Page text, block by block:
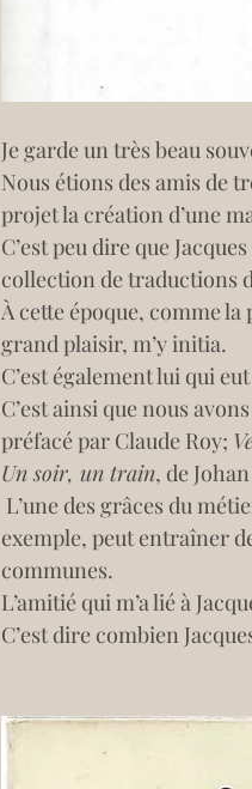
Je garde un très beau
Nous étions des amis de
projet la création d’une
C’est peu dire que
collection de traductions
À cette époque, comme
grand plaisir, m’y initia.
C’est également lui qui
C’est ainsi que nous
préfacé par Claude Roy;
Un soir, un train, de
exemple, peut entraîner
communes.
L’amitié qui m’a lié à
C’est dire combien